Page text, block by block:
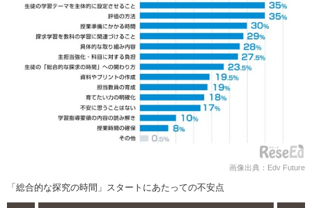
画像出典：Edv Future
「総合的な探究の時間」スタートにあたっての不安点